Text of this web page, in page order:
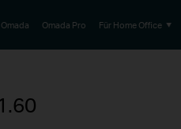
Omada Omada Pro Für Home Office